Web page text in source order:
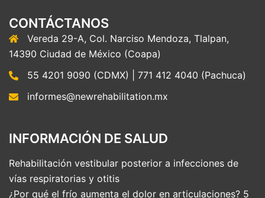
CONTÁCTANOS
Vereda 29-A, Col. Narciso Mendoza, Tlalpan,
14390 Ciudad de México (Coapa)
55 4201 9090 (CDMX) | 771 412 4040 (Pachuca)
informes@newrehabilitation.mx
INFORMACIÓN DE SALUD
Rehabilitación vestibular posterior a infecciones de
vías respiratorias y otitis
¿Por qué el frío aumenta el dolor en articulaciones? 5